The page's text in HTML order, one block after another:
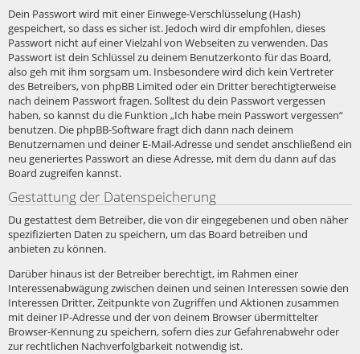
Dein Passwort wird mit einer Einwege-Verschlüsselung (Hash)
gespeichert, so dass es sicher ist. Jedoch wird dir empfohlen, dieses
Passwort nicht auf einer Vielzahl von Webseiten zu verwenden. Das
Passwort ist dein Schlüssel zu deinem Benutzerkonto für das Board,
also geh mit ihm sorgsam um. Insbesondere wird dich kein Vertreter
des Betreibers, von phpBB Limited oder ein Dritter berechtigterweise
nach deinem Passwort fragen. Solltest du dein Passwort vergessen
haben, so kannst du die Funktion „Ich habe mein Passwort vergessen“
benutzen. Die phpBB-Software fragt dich dann nach deinem
Benutzernamen und deiner E-Mail-Adresse und sendet anschließend ein
neu generiertes Passwort an diese Adresse, mit dem du dann auf das
Board zugreifen kannst.
Gestattung der Datenspeicherung
Du gestattest dem Betreiber, die von dir eingegebenen und oben näher
spezifizierten Daten zu speichern, um das Board betreiben und
anbieten zu können.
Darüber hinaus ist der Betreiber berechtigt, im Rahmen einer
Interessenabwägung zwischen deinen und seinen Interessen sowie den
Interessen Dritter, Zeitpunkte von Zugriffen und Aktionen zusammen
mit deiner IP-Adresse und der von deinem Browser übermittelter
Browser-Kennung zu speichern, sofern dies zur Gefahrenabwehr oder
zur rechtlichen Nachverfolgbarkeit notwendig ist.